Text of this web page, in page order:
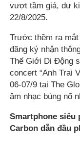
vượt tầm giá, dự
22/8/2025.
Trước thềm ra
đăng ký nhận
Thế Giới Di Động
concert “Anh Trai
06-07/9 tại The
âm nhạc bùng nổ
Smartphone siêu
Carbon dẫn đầu